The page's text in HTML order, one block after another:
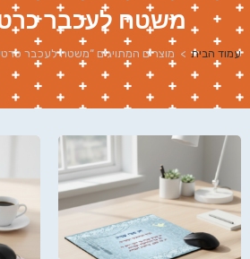
משטח לעכבר
עמוד הבית > מוצרים המתויגים “משטח לעכבר